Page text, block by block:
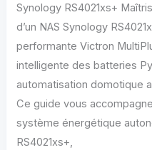
Disponibilité
99,99%
Synology RS4021xs+
d’un NAS Synology
performante Victron
intelligente des batteries
automatisation domotique
Ce guide vous
système énergétique
RS4021xs+,